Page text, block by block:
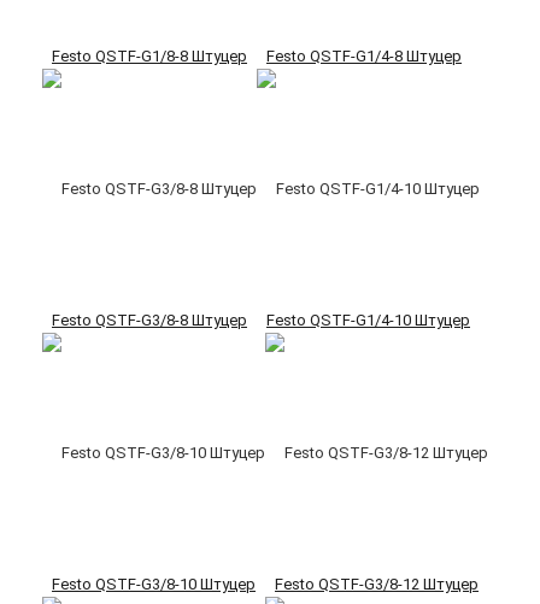
Festo QSTF-G1/8-8 Штуцер Festo QSTF-G1/4-8 Штуцер
Festo QSTF-G3/8-8 Штуцер Festo QSTF-G1/4-10 Штуцер
Festo QSTF-G3/8-10 Штуцер Festo QSTF-G3/8-12 Штуцер